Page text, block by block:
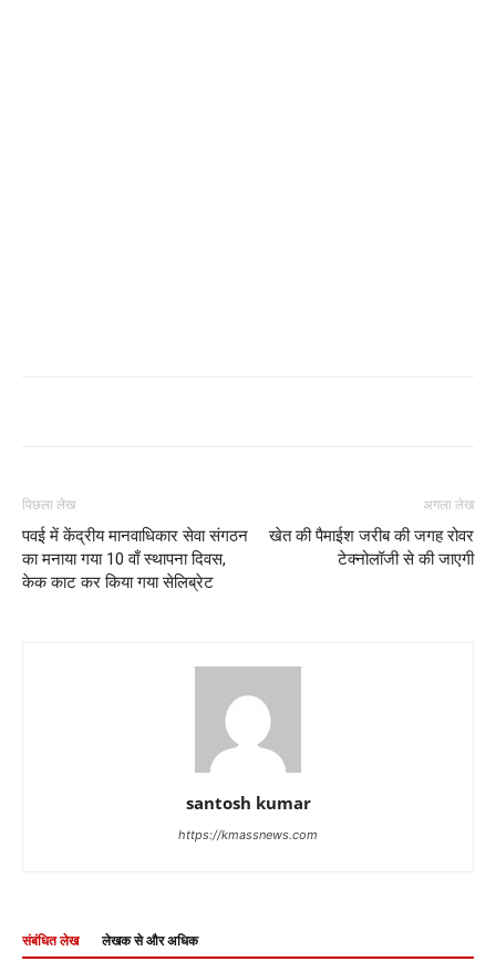
पिछला लेख
पवई में केंद्रीय मानवाधिकार सेवा संगठन
का मनाया गया 10 वाँ स्थापना दिवस,
केक काट कर किया गया सेलिब्रेट
अगला लेख
खेत की पैमाईश जरीब की जगह रोवर
टेक्नोलॉजी से की जाएगी
santosh kumar
https://kmassnews.com
संबंधित लेख लेखक से और अधिक